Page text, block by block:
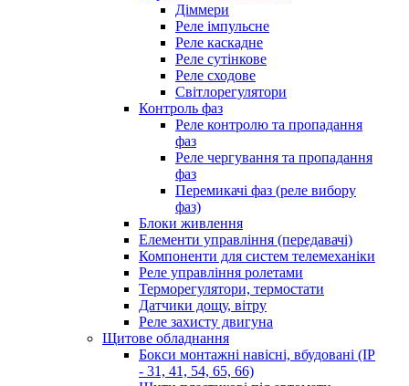
Діммери
Реле імпульсне
Реле каскадне
Реле сутінкове
Реле сходове
Світлорегулятори
Контроль фаз
Реле контролю та пропадання
фаз
Реле чергування та пропадання
фаз
Перемикачі фаз (реле вибору
фаз)
Блоки живлення
Елементи управління (передавачі)
Компоненти для систем телемеханіки
Реле управління ролетами
Терморегулятори, термостати
Датчики дощу, вітру
Реле захисту двигуна
Щитове обладнання
Бокси монтажні навісні, вбудовані (IP
- 31, 41, 54, 65, 66)